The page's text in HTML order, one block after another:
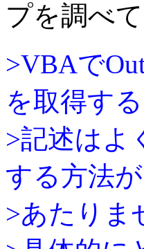
プを調べ
>VBAで
を取得す
>記述はよ
する方法
>あたりま